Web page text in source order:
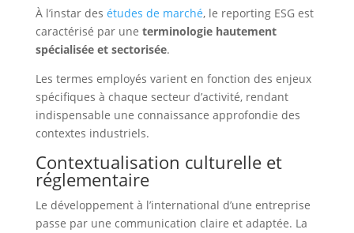
À l’instar des études de marché, le reporting ESG est
caractérisé par une terminologie hautement
spécialisée et sectorisée.
Les termes employés varient en fonction des enjeux
spécifiques à chaque secteur d’activité, rendant
indispensable une connaissance approfondie des
contextes industriels.
Contextualisation culturelle et
réglementaire
Le développement à l’international d’une entreprise
passe par une communication claire et adaptée. La